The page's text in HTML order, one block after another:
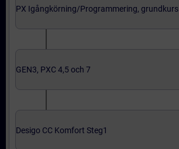
PX Igångkörning/Programmering, grundkurs
GEN3, PXC 4,5 och 7
Desigo CC Komfort Steg1